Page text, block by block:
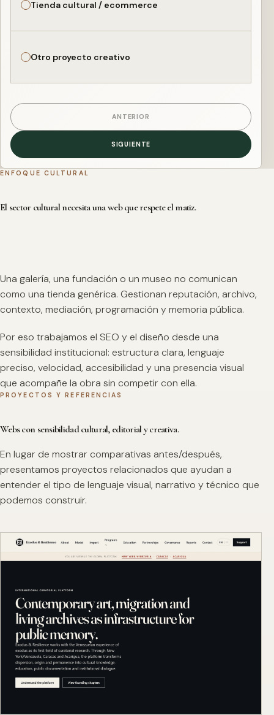
Tienda cultural / ecommerce
Otro proyecto creativo
ANTERIOR
SIGUIENTE
ENFOQUE CULTURAL
El sector cultural necesita una web que respete el matiz.
Una galería, una fundación o un museo no comunican
como una tienda genérica. Gestionan reputación, archivo,
contexto, mediación, programación y memoria pública.
Por eso trabajamos el SEO y el diseño desde una
sensibilidad institucional: estructura clara, lenguaje
preciso, velocidad, accesibilidad y una presencia visual
que acompañe la obra sin competir con ella.
PROYECTOS Y REFERENCIAS
Webs con sensibilidad cultural, editorial y creativa.
En lugar de mostrar comparativas antes/después,
presentamos proyectos relacionados que ayudan a
entender el tipo de lenguaje visual, narrativo y técnico que
podemos construir.